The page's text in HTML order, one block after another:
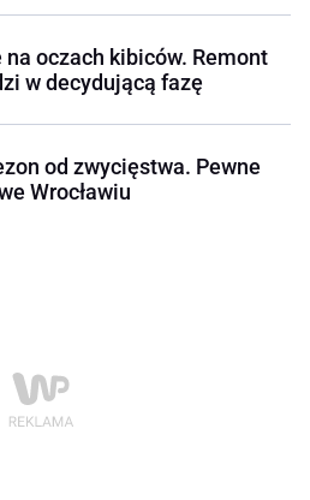
oczach kibiców. Remont
w decydującą fazę
od zwycięstwa. Pewne
Wrocławiu